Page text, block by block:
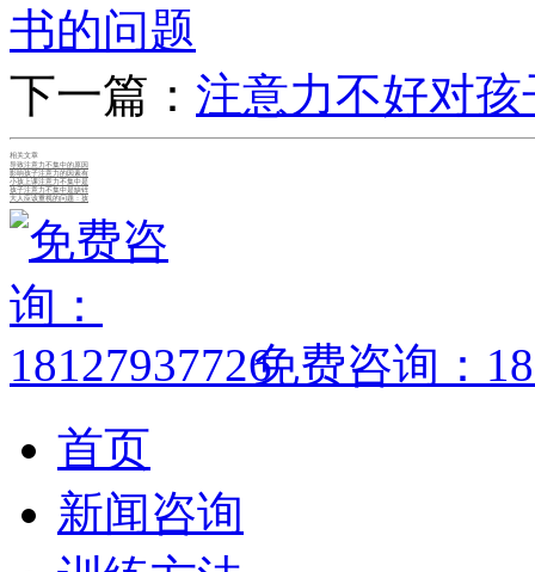
书的问题
下一篇： 注意力不好对
相关文章
导致注意力不集中的原因
影响孩子注意力的因素有
小孩上课注意力不集中是
孩子注意力不集中是缺锌
大人应该重视的问题：孩
免费咨询：
首页
新闻咨询